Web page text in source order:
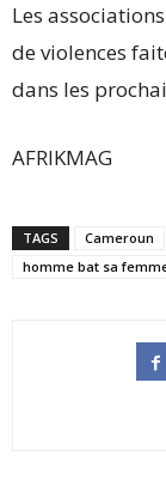
Les
de violences
dans les
AFRIKMAG
TAGS Cameroun
homme bat sa